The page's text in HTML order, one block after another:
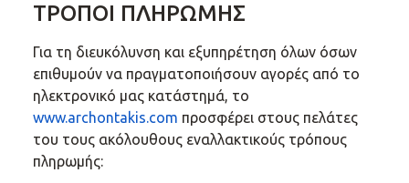
ΤΡΟΠΟΙ ΠΛΗΡΩΜΗΣ
Για τη διευκόλυνση και εξυπηρέτηση όλων όσων
επιθυμούν να πραγματοποιήσουν αγορές από το
ηλεκτρονικό μας κατάστημά, το
www.archontakis.com προσφέρει στους πελάτες
του τους ακόλουθους εναλλακτικούς τρόπους
πληρωμής: